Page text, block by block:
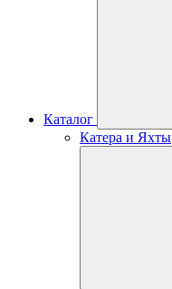
Каталог
Катера и Яхты